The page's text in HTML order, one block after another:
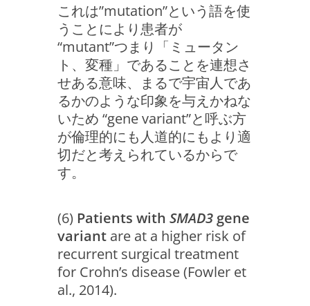
これは”mutation”という語を使
うことにより患者が
“mutant”つまり「ミュータン
ト、変種」であることを連想さ
せある意味、まるで宇宙人であ
るかのような印象を与えかねな
いため “gene variant”と呼ぶ方
が倫理的にも人道的にもより適
切だと考えられているからで
す。
(6) Patients with SMAD3 gene
variantare at a higher risk of
recurrent surgical treatment
for Crohn’s disease (Fowler et
al., 2014).